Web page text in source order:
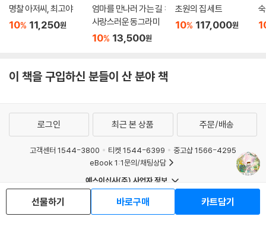
명찰 아저씨, 최고야
10% 11,250원
엄마를 만나러 가는 길 :
사랑스러운 동그라미
10% 13,500원
초원의 집 세트
10% 117,000원
이 책을 구입하신 분들이 산 분야 책
선물하기 바로구매 카트담기
로그인 최근 본 상품 주문/배송
고객센터 1544-3800 티켓 1544-6399
중고샵 1566-4295
eBook 1:1문의/채팅상담
예스이십사(주) 사업자 정보
이용약관
개인정보처리방침
청소년보호정책